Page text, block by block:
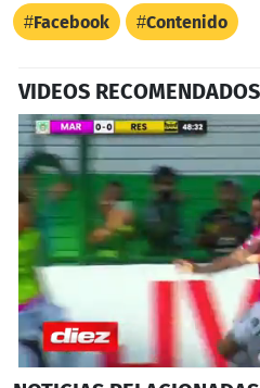
Facebook Contenido
VIDEOS RECOMENDADOS